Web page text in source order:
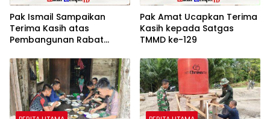
Pak Ismail Sampaikan
Terima Kasih atas
Pembangunan Rabat
Pak Amat Ucapkan Terima
Kasih kepada Satgas
TMMD ke-129